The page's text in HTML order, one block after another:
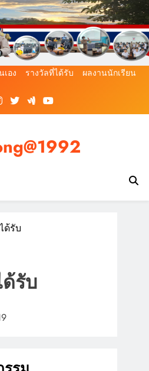
อง รางวัลที่ได้รับ
ผลงานนักเรียน
ด้รับ
รับ